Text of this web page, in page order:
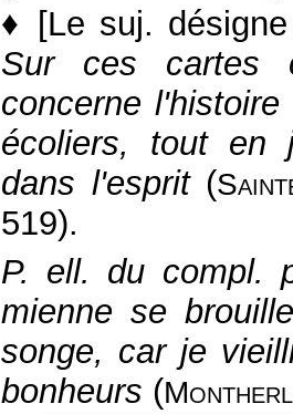
♦ [Le suj.
Sur ces cartes
concerne
écoliers, tout en
dans l'esprit (
519).
P. ell. du compl.
mienne se
songe, car je
bonheurs (Montherl